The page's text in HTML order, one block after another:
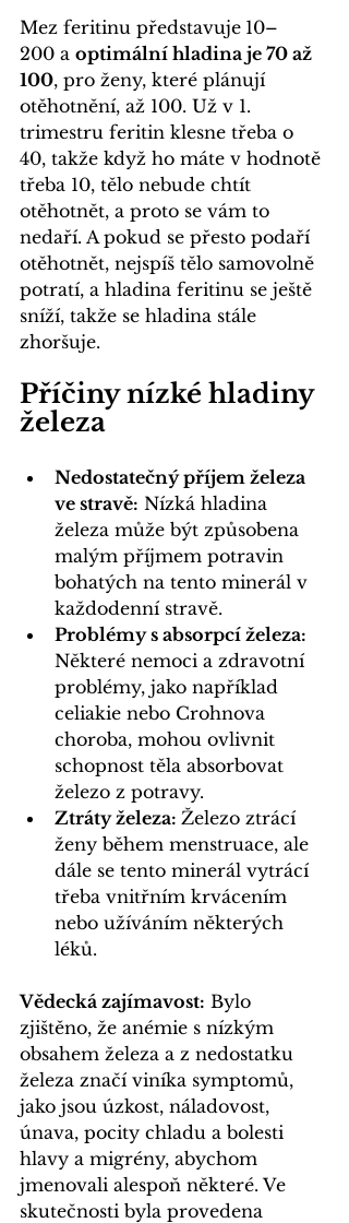
Mez feritinu představuje 10–
200 a optimální hladina je 70 až
100, pro ženy, které plánují
otěhotnění, až 100. Už v 1.
trimestru feritin klesne třeba o
40, takže když ho máte v hodnotě
třeba 10, tělo nebude chtít
otěhotnět, a proto se vám to
nedaří. A pokud se přesto podaří
otěhotnět, nejspíš tělo samovolně
potratí, a hladina feritinu se ještě
sníží, takže se hladina stále
zhoršuje.
Příčiny nízké hladiny
železa
Nedostatečný příjem železa
ve stravě: Nízká hladina
železa může být způsobena
malým příjmem potravin
bohatých na tento minerál v
každodenní stravě.
Problémy s absorpcí železa:
Některé nemoci a zdravotní
problémy, jako například
celiakie nebo Crohnova
choroba, mohou ovlivnit
schopnost těla absorbovat
železo z potravy.
Ztráty železa: Železo ztrácí
ženy během menstruace, ale
dále se tento minerál vytrácí
třeba vnitřním krvácením
nebo užíváním některých
léků.
Vědecká zajímavost: Bylo
zjištěno, že anémie s nízkým
obsahem železa a z nedostatku
železa značí viníka symptomů,
jako jsou úzkost, náladovost,
únava, pocity chladu a bolesti
hlavy a migrény, abychom
jmenovali alespoň některé. Ve
skutečnosti byla provedena